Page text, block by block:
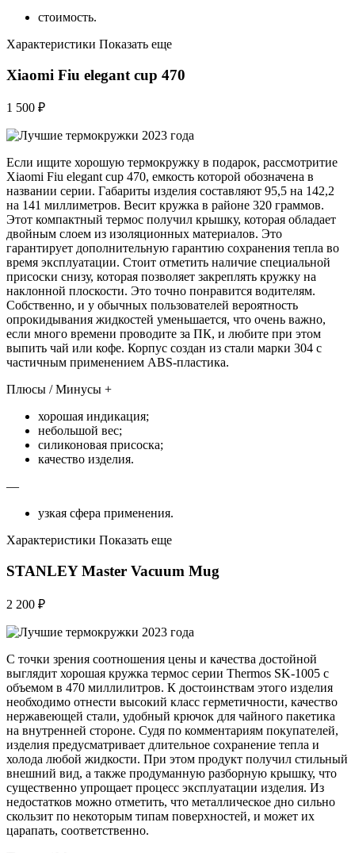
стоимость.
Характеристики Показать еще
Xiaomi Fiu elegant cup 470
1 500 ₽
Если ищите хорошую термокружку в подарок, рассмотритие
Xiaomi Fiu elegant cup 470, емкость которой обозначена в
названии серии. Габариты изделия составляют 95,5 на 142,2
на 141 миллиметров. Весит кружка в районе 320 граммов.
Этот компактный термос получил крышку, которая обладает
двойным слоем из изоляционных материалов. Это
гарантирует дополнительную гарантию сохранения тепла во
время эксплуатации. Стоит отметить наличие специальной
присоски снизу, которая позволяет закреплять кружку на
наклонной плоскости. Это точно понравится водителям.
Собственно, и у обычных пользователей вероятность
опрокидывания жидкостей уменьшается, что очень важно,
если много времени проводите за ПК, и любите при этом
выпить чай или кофе. Корпус создан из стали марки 304 с
частичным применением ABS-пластика.
Плюсы / Минусы +
хорошая индикация;
небольшой вес;
силиконовая присоска;
качество изделия.
—
узкая сфера применения.
Характеристики Показать еще
STANLEY Master Vacuum Mug
2 200 ₽
С точки зрения соотношения цены и качества достойной
выглядит хорошая кружка термос серии Thermos SK-1005 с
объемом в 470 миллилитров. К достоинствам этого изделия
необходимо отнести высокий класс герметичности, качество
нержавеющей стали, удобный крючок для чайного пакетика
на внутренней стороне. Судя по комментариям покупателей,
изделия предусматривает длительное сохранение тепла и
холода любой жидкости. При этом продукт получил стильный
внешний вид, а также продуманную разборную крышку, что
существенно упрощает процесс эксплуатации изделия. Из
недостатков можно отметить, что металлическое дно сильно
скользит по некоторым типам поверхностей, и может их
царапать, соответственно.